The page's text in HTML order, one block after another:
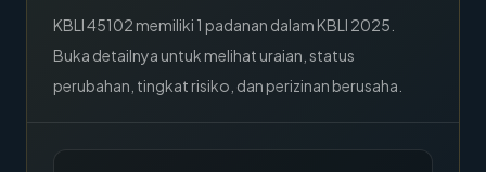
KBLI45102 memiliki 1 padanan dalam KBLI 2025.
Buka detailnya untuk melihat uraian, status
perubahan, tingkat risiko, dan perizinan berusaha.